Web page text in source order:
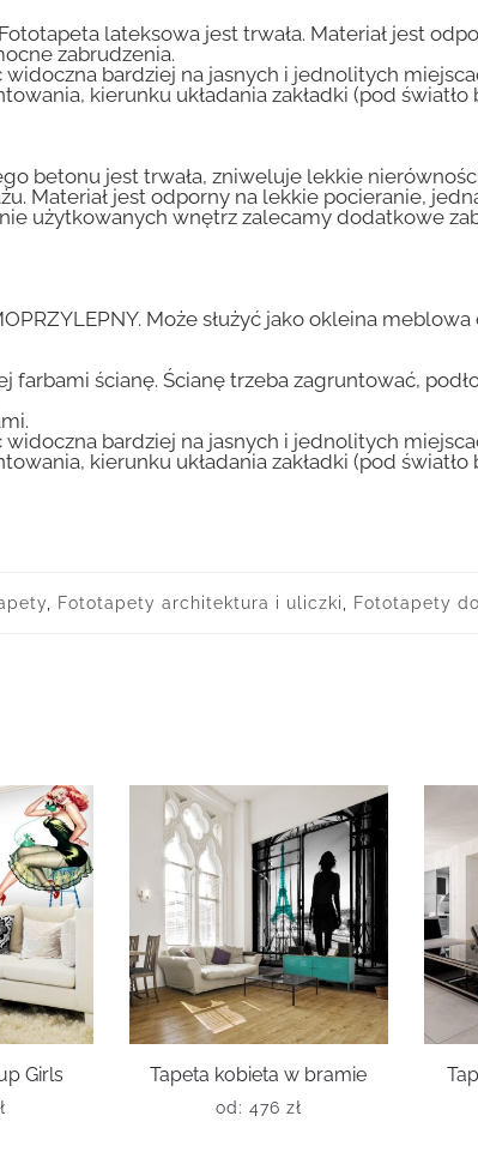
lateksowa jest trwała. Materiał jest
zabrudzenia.
widoczna bardziej na jasnych i jednolitych
kierunku układania zakładki (pod
betonu jest trwała, zniweluje lekkie
Materiał jest odporny na lekkie pocieranie,
użytkowanych wnętrz zalecamy dodatkowe
Może służyć jako okleina
ścianę. Ścianę trzeba zagruntować,
widoczna bardziej na jasnych i jednolitych
kierunku układania zakładki (pod
, Fototapety architektura i uliczki, Fototapety
Girls Tapeta kobieta w bramie
od: 476 zł